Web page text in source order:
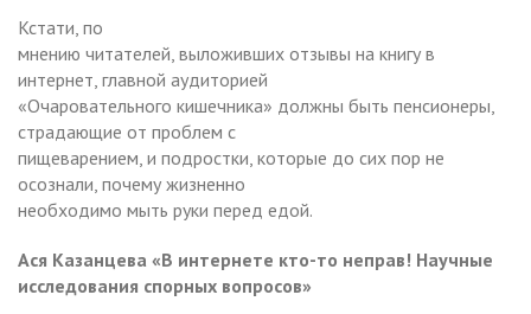
Кстати, по
мнению читателей, выложивших отзывы на книгу в
интернет, главной аудиторией
«Очаровательного кишечника» должны быть пенсионеры,
страдающие от проблем с
пищеварением, и подростки, которые до сих пор не
осознали, почему жизненно
необходимо мыть руки перед едой.
Ася Казанцева «В интернете кто-то неправ! Научные
исследования спорных вопросов»